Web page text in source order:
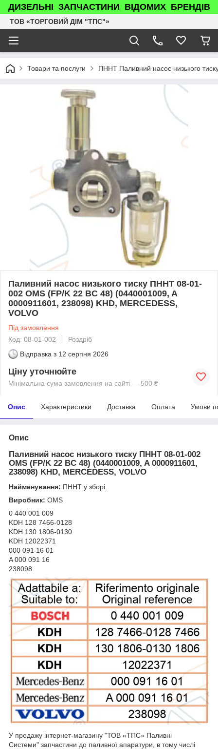
ДИЗЕЛЬНІ ЗАПЧАСТИНИ ВІДОМИХ БРЕНДІВ
ТОВ «ТОРГОВИЙ ДІМ "ТПС"»
Товари та послуги ПННТ Паливний насос низького
Паливний насос низького тиску ПННТ 08-01-
002 OMS (FP/K 22 BC 48) (0440001009, A
0000911601, 238098) KHD, MERCEDESS,
VOLVO
Під замовлення
Код: 08-01-002
Роздріб
Відправка з 12 серпня 2026
Ціну уточнюйте
Мінімальна сума замовлення на сайті — 500 ₴
Опис Характеристики Доставка Оплата Умови
Опис
Паливний насос низького тиску ПННТ 08-01-002
OMS (FP/K 22 BC 48) (0440001009, A 0000911601,
238098) KHD, MERCEDESS, VOLVO
Найменування: ПННТ у зборі.
Виробник: OMS
0 440 001 009
KDH 128 7466-0128
KDH 130 1806-0130
KDH 12022371
000 091 16 01
A 000 091 16
238098
У продажу інтернет-магазину "ТОВ «ТПС» Паливні
Системи" запчастини до паливної апаратури, в тому числі